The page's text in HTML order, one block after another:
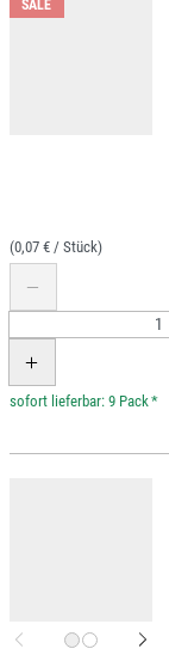
SALE
(0,07 € / )
*